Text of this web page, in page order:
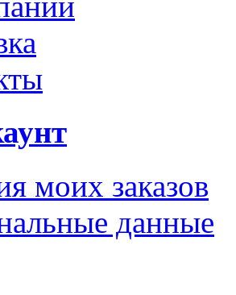
моих заказов
данные